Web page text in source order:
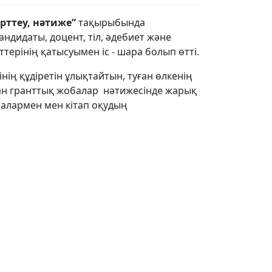
нәтиже”тақырыбында
доцент, тіл, әдебиет және
қатысуымен іс - шара болып өтті.
құдіретін ұлықтайтын, туған өлкенің
гранттық жобалар нәтижесінде жарық
мен кітап оқудың